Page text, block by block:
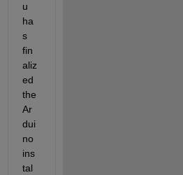
u
ha
s
fin
aliz
ed
the
Ar
dui
no
ins
tal